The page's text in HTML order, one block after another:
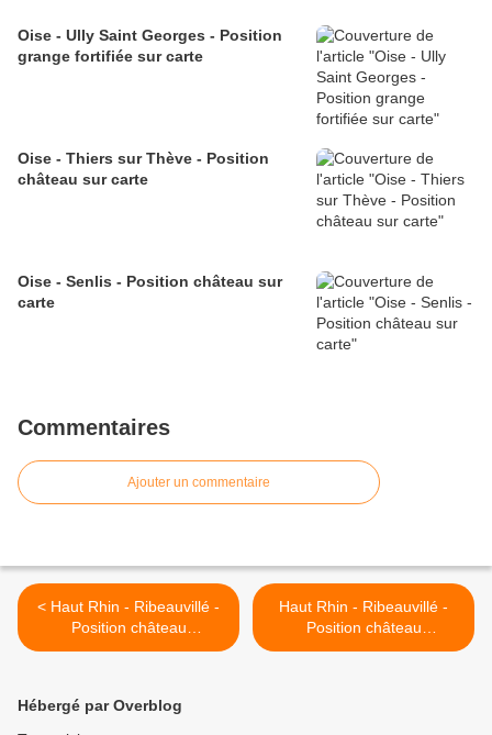
Oise - Ully Saint Georges - Position
grange fortifiée sur carte
Oise - Thiers sur Thève - Position
château sur carte
Oise - Senlis - Position château sur
carte
Commentaires
Ajouter un commentaire
< Haut Rhin - Ribeauvillé -
Position château
Ribeaupierre 'Grand' sur
Haut Rhin - Ribeauvillé -
Position château
Ribeaupierre 'Petit' sur
Hébergé par Overblog